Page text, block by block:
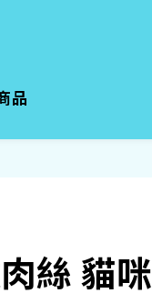
品
絲 貓咪